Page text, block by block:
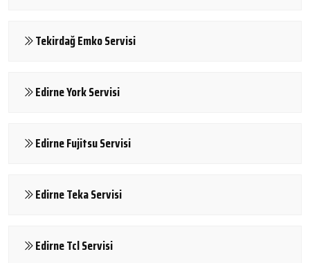
Tekirdağ Emko Servisi
Edirne York Servisi
Edirne Fujitsu Servisi
Edirne Teka Servisi
Edirne Tcl Servisi